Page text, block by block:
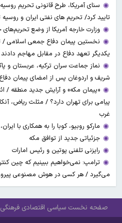
سنای آمریکا، طرح قانونی تحریم روسیه
تایید کرد/ تحریم های نفتی ایران و
وزارت خارجه آمریکا از وضع تحریم‌های
نخستین پیمان دفاع جمعی اسلامی /
یکدیگر تعهد دفاع در مقابل مهاجم دادند
نماز جماعت سران ترکیه، عربستان
شریف و اردوغان پس از امضای پیمان
«پیمان مکه» و آرایش جدید منطقه /
پیامی برای تهران دارد؟ / مثلث ریاض،
غرب
مارکو روبیو، کوبا را به همکاری با
جزئیاتی جدید از توافق مکه
رایزنی تلفنی پوتین و رئیس امارات
ترامپ: نمی‌خواهیم ببینیم که چین
می‌گیرد / هر کسی در هوش مصنوعی
صفحه نخست سیاسی اقتصادی